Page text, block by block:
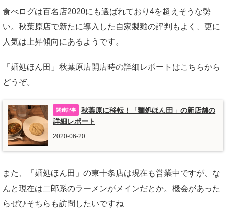
食べログは百名店2020にも選ばれており4を超えそうな勢
い。秋葉原店で新たに導入した自家製麺の評判もよく、更に
人気は上昇傾向にあるようです。
「麺処ほん田」秋葉原店開店時の詳細レポートはこちらから
どうぞ。
秋葉原に移転！「麺処ほん田」の新店舗の
詳細レポート
2020-06-20
また、「麺処ほん田」の東十条店は現在も営業中ですが、な
んと現在は二郎系のラーメンがメインだとか。機会があった
らぜひそちらも訪問したいですね